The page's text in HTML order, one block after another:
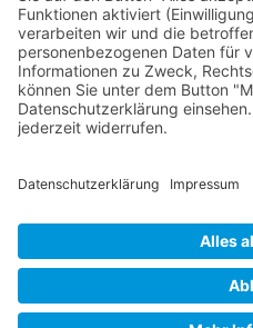
© 2023 Markus Schädler
Cookie-Einstellungen